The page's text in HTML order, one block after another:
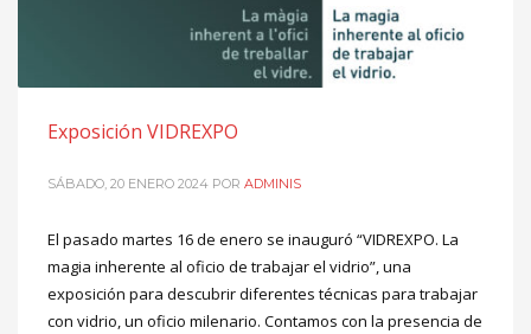
Exposición VIDREXPO
SÁBADO, 20 ENERO 2024 POR ADMINIS
El pasado martes 16 de enero se inauguró “VIDREXPO. La
magia inherente al oficio de trabajar el vidrio”, una
exposición para descubrir diferentes técnicas para trabajar
con vidrio, un oficio milenario. Contamos con la presencia de